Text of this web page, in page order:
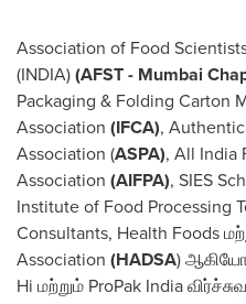
Association of Food
(INDIA)(AFST - Mumbai
Packaging & Folding Carton
Association (IFCA),
Association (ASPA), All India
Association (AIFPA), SIES
Institute of Food Processing
Consultants, Health Foods
Association (HADSA)
Hi மற்றும் ProPak India